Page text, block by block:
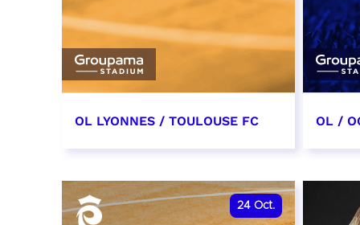
OL LYONNES / TOULOUSE FC
date et heure à confirmer
RÉSERVER
OL /
date
24 Oct.